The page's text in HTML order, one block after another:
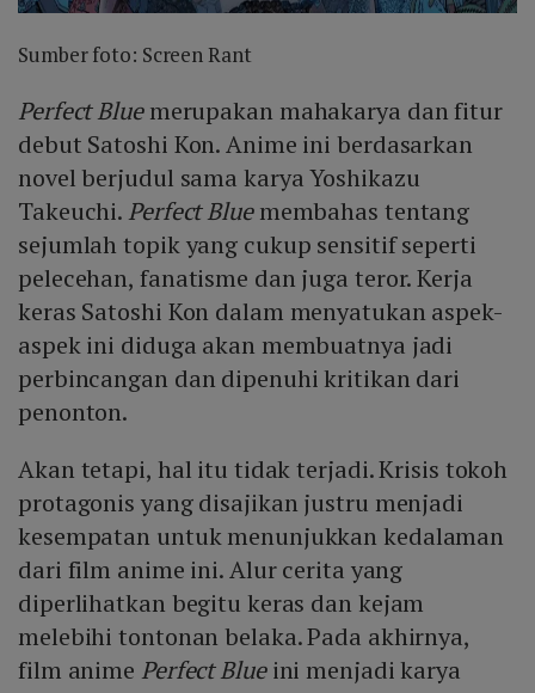
Sumber foto: Screen Rant
Perfect Bluemerupakan mahakarya dan fitur
debut Satoshi Kon. Anime ini berdasarkan
novel berjudul sama karya Yoshikazu
Takeuchi. Perfect Bluemembahas tentang
sejumlah topik yang cukup sensitif seperti
pelecehan, fanatisme dan juga teror. Kerja
keras Satoshi Kon dalam menyatukan aspek-
aspek ini diduga akan membuatnya jadi
perbincangan dan dipenuhi kritikan dari
penonton.
Akan tetapi, hal itu tidak terjadi. Krisis tokoh
protagonis yang disajikan justru menjadi
kesempatan untuk menunjukkan kedalaman
dari film anime ini. Alur cerita yang
diperlihatkan begitu keras dan kejam
melebihi tontonan belaka. Pada akhirnya,
film anime Perfect Blueini menjadi karya